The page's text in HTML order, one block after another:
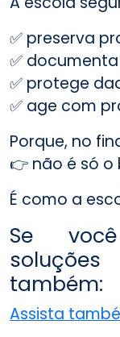
✅ preserva
✅
✅ protege
✅ age com
Porque, no
👉 não é só o
É como a
Se
também:
Assista